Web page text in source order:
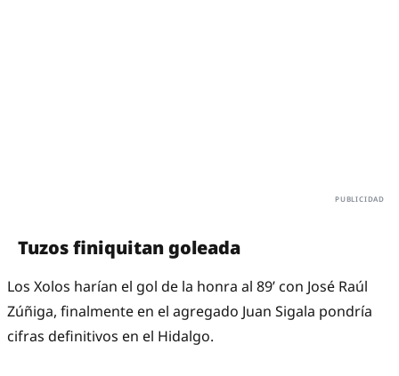
Tuzos finiquitan goleada
Los Xolos harían el gol de la honra al 89’ con José Raúl
Zúñiga, finalmente en el agregado Juan Sigala pondría
cifras definitivos en el Hidalgo.